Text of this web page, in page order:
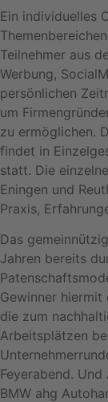
Ein individuelles
Teilnehmer aus
Werbung,
persönlichen
um
zu ermöglichen.
findet in
statt. Die
Eningen und
Praxis,
Das
Jahren bereits
Gewinner hiermit
die zum
Arbeitsplätzen
Feyerabend.
BMW ahg